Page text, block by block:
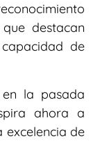
destacan
de
la pasada
ahora a
excelencia de